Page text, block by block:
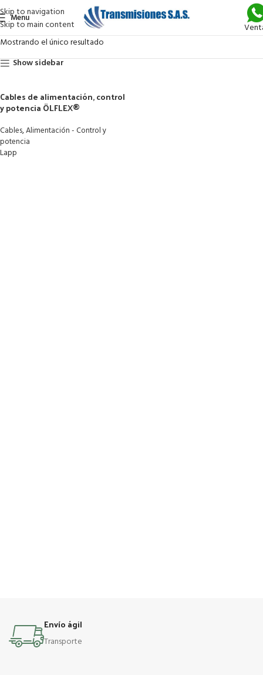
Skip to navigation
Skip to main content
Menu
Mostrando el único resultado
Show sidebar
Cables de alimentación, control
y potencia ÖLFLEX®
Cables,Alimentación - Control y
potencia
Lapp
Envío ágil
Transporte